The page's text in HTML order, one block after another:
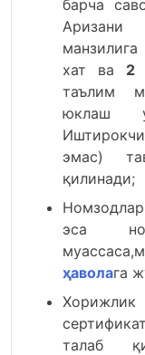
барча
Аризани
хат ва 2
таълим
юклаш
эмас)
қилинади;
эса
ҳаволага
талаб